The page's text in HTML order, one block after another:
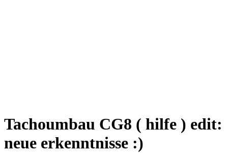
Tachoumbau CG8 ( hilfe ) edit:
neue erkenntnisse :)